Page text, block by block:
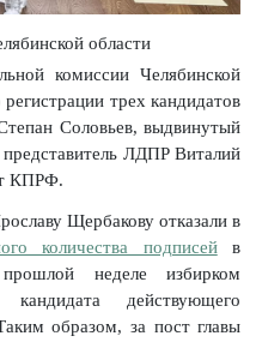
области
комиссии Челябинской
трех кандидатов
Соловьев, выдвинутый
представитель ЛДПР Виталий
КПРФ.
Щербакову отказали в
количества подписейв
неделе избирком
кандидата действующего
образом, за пост главы